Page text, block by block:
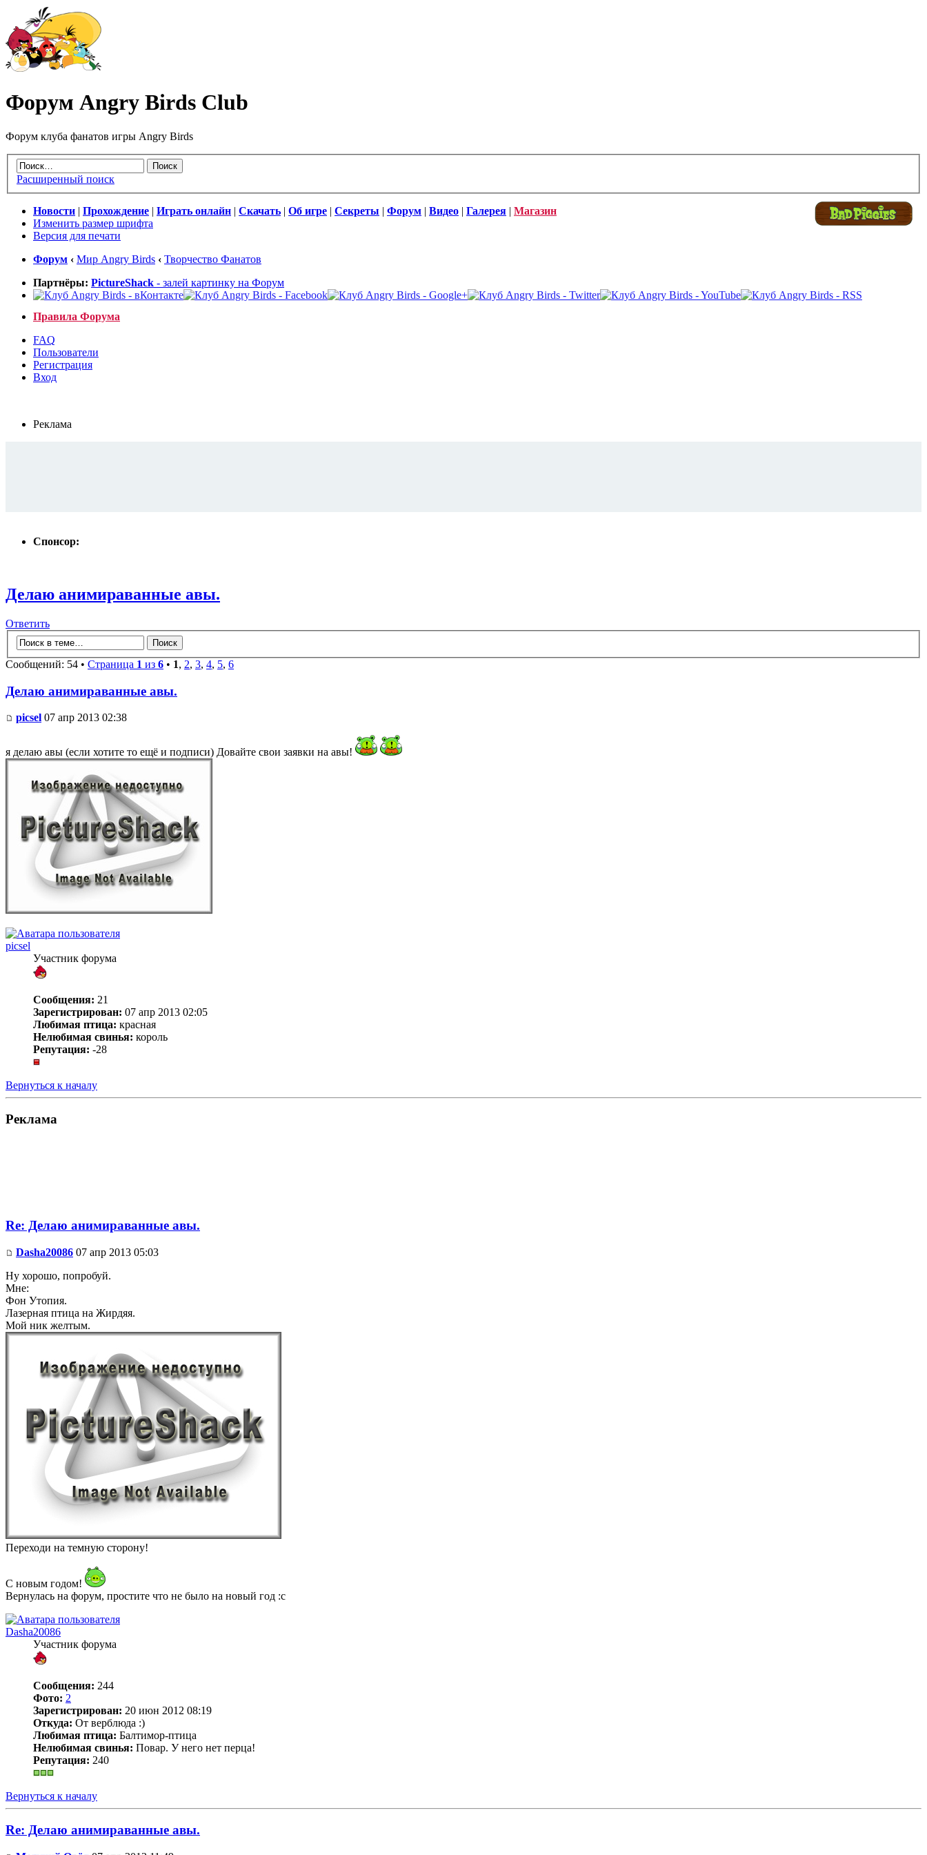
Форум Angry Birds Club
Форум клуба фанатов игры Angry Birds
Расширенный поиск
Новости Прохождение Играть онлайн Скачать Об игре Секреты Форум Видео Галерея
Магазин
Изменить размер шрифта
Версия для печати
Форум ‹ Мир Angry Birds ‹ Творчество Фанатов
Партнёры: PictureShack - залей картинку на Форум
Правила Форума
FAQ
Пользователи
Регистрация
Вход
Реклама
Спонсор:
Делаю анимираванные авы.
Ответить
Сообщений: 54 • Страница 1 из 6 • 1, 2, 3, 4, 5, 6
Делаю анимираванные авы.
picsel 07 апр 2013 02:38
я делаю авы (если хотите то ещё и подписи) Довайте свои заявки на авы!
picsel
Участник форума
Сообщения: 21
Зарегистрирован: 07 апр 2013 02:05
Любимая птица: красная
Нелюбимая свинья: король
Репутация: -28
Вернуться к началу
Реклама
Re: Делаю анимираванные авы.
Dasha20086 07 апр 2013 05:03
Ну хорошо, попробуй.
Мне:
Фон Утопия.
Лазерная птица на Жирдяя.
Мой ник желтым.
Переходи на темную сторону!
С новым годом!
Вернулась на форум, простите что не было на новый год :с
Dasha20086
Участник форума
Сообщения: 244
Фото: 2
Зарегистрирован: 20 июн 2012 08:19
Откуда: От верблюда :)
Любимая птица: Балтимор-птица
Нелюбимая свинья: Повар. У него нет перца!
Репутация: 240
Вернуться к началу
Re: Делаю анимираванные авы.